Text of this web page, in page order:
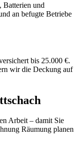
Batterien und
an befugte Betriebe
bis 25.000 €.
wir die Deckung auf
Arbeit – damit Sie
Räumung planen